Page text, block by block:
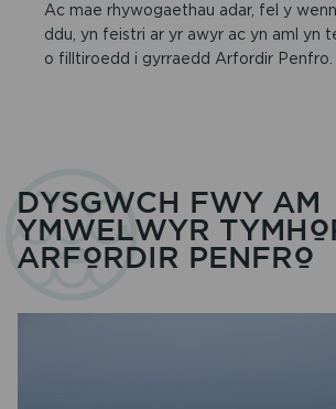
Ac mae rhywogaethau adar, fel y
ddu, yn feistri ar yr awyr ac yn aml yn
o filltiroedd i gyrraedd Arfordir Penfro.
DYSGWCH FWY AM
YMWELWYR
ARFORDIR PENFRO